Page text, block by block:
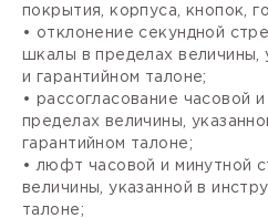
покрытия, корпуса, кнопок,
• отклонение секундной
шкалы в пределах величины,
и гарантийном талоне;
• рассогласование часовой
пределах величины,
гарантийном талоне;
• люфт часовой и минутной
величины, указанной в
талоне;